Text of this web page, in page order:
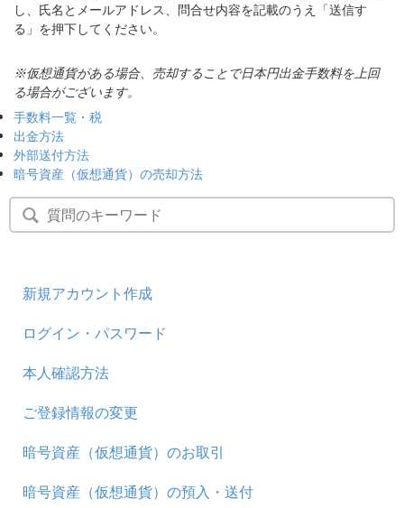
し、氏名とメールアドレス、問合せ内容を記載のうえ「送信す
る」を押下してください。
※仮想通貨がある場合、売却することで日本円出金手数料を上回
る場合がございます。
手数料一覧・税
出金方法
外部送付方法
暗号資産（仮想通貨）の売却方法
新規アカウント作成
ログイン・パスワード
本人確認方法
ご登録情報の変更
暗号資産（仮想通貨）のお取引
暗号資産（仮想通貨）の預入・送付